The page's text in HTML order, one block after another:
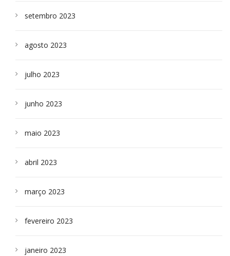
setembro 2023
agosto 2023
julho 2023
junho 2023
maio 2023
abril 2023
março 2023
fevereiro 2023
janeiro 2023